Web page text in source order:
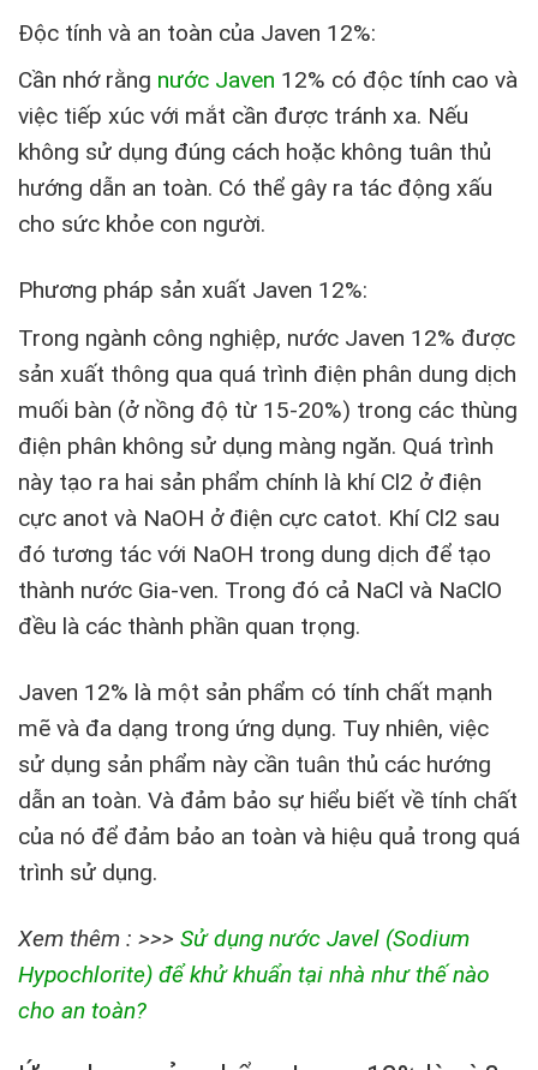
Độc tính và an toàn của Javen 12%:
Cần nhớ rằng nước Javen 12% có độc tính cao và
việc tiếp xúc với mắt cần được tránh xa. Nếu
không sử dụng đúng cách hoặc không tuân thủ
hướng dẫn an toàn. Có thể gây ra tác động xấu
cho sức khỏe con người.
Phương pháp sản xuất Javen 12%:
Trong ngành công nghiệp, nước Javen 12% được
sản xuất thông qua quá trình điện phân dung dịch
muối bàn (ở nồng độ từ 15-20%) trong các thùng
điện phân không sử dụng màng ngăn. Quá trình
này tạo ra hai sản phẩm chính là khí Cl2 ở điện
cực anot và NaOH ở điện cực catot. Khí Cl2 sau
đó tương tác với NaOH trong dung dịch để tạo
thành nước Gia-ven. Trong đó cả NaCl và NaClO
đều là các thành phần quan trọng.
Javen 12% là một sản phẩm có tính chất mạnh
mẽ và đa dạng trong ứng dụng. Tuy nhiên, việc
sử dụng sản phẩm này cần tuân thủ các hướng
dẫn an toàn. Và đảm bảo sự hiểu biết về tính chất
của nó để đảm bảo an toàn và hiệu quả trong quá
trình sử dụng.
Xem thêm : >>> Sử dụng nước Javel (Sodium
Hypochlorite) để khử khuẩn tại nhà như thế nào
cho an toàn?